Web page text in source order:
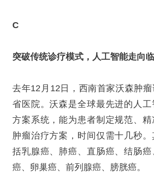
C
突破传统诊疗模式，人工智能走向
去年12月12日，西南首家沃森肿
省医院。沃森是全球最先进的人
方案系统，能为患者制定规范、
肿瘤治疗方案，时间仅需十几秒
括乳腺癌、肺癌、直肠癌、结肠
癌、卵巢癌、前列腺癌、膀胱癌。